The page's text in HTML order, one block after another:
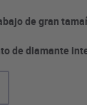
de gran
de diamante